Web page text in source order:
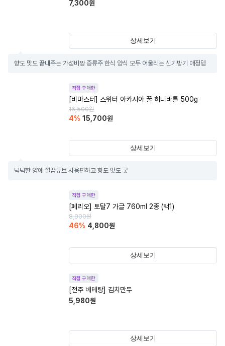
7,300원
상세보기
향도 맛도 끝내주는 가성비짱 증류주 한식 양식 모두 어울리는 신기방기 애정템
직접 구매한
[비마스터] 스위터 아카시아 꿀 허니바틀 500g
16,500원
4% 15,700원
상세보기
넉넉한 양에 깔끔튜브 사용편하고 향도 맛도 굿
직접 구매한
[페리오] 토탈7 가글 760ml 2종 (택1)
8,900원
46% 4,800원
상세보기
직접 구매한
[전주 베테랑] 김치만두
5,980원
상세보기